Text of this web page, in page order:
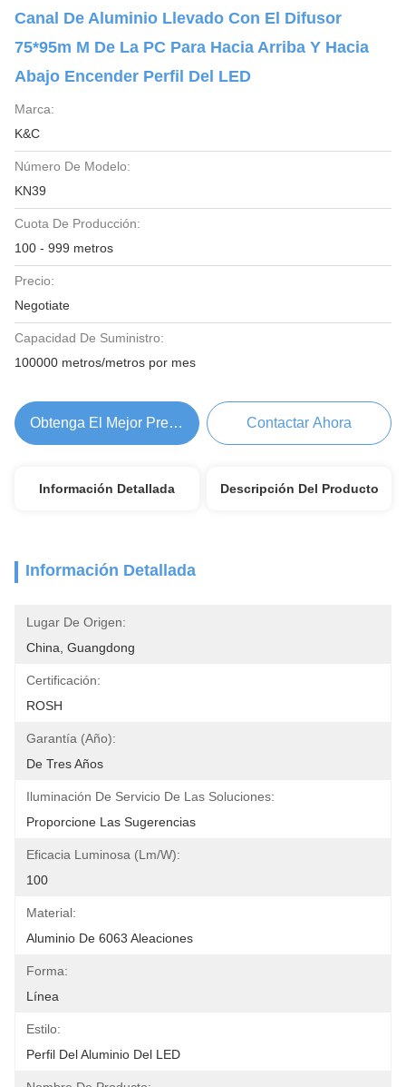
Canal De Aluminio Llevado Con El Difusor
75*95m M De La PC Para Hacia Arriba Y Hacia
Abajo Encender Perfil Del LED
Marca:
K&C
Número De Modelo:
KN39
Cuota De Producción:
100 - 999 metros
Precio:
Negotiate
Capacidad De Suministro:
100000 metros/metros por mes
Obtenga El Mejor Precio Contactar Ahora
Información Detallada Descripción Del Producto
Información Detallada
Lugar De Origen:
China, Guangdong
Certificación:
ROSH
Garantía (año):
De Tres Años
Iluminación De Servicio De Las Soluciones:
Proporcione Las Sugerencias
Eficacia Luminosa (lm/w):
100
Material:
Aluminio De 6063 Aleaciones
Forma:
Línea
Estilo:
Perfil Del Aluminio Del LED